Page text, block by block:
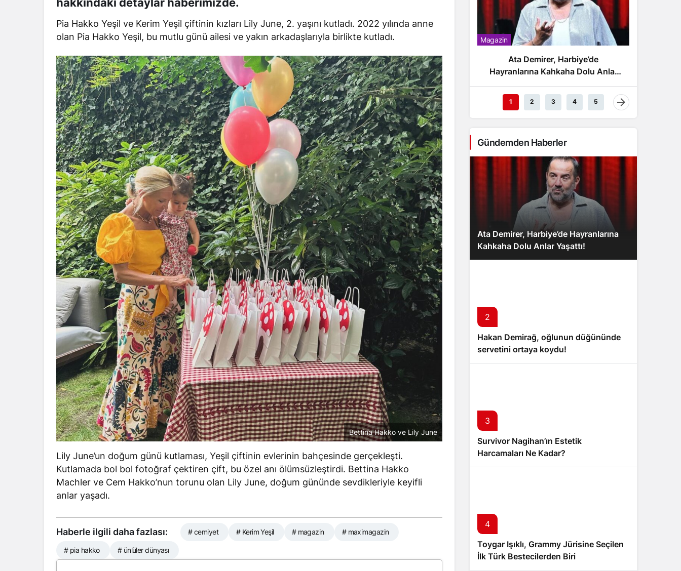
Pia Hakko Yeşil ve Kerim Yeşil çiftinin kızları Lily June, 2. yaşını kutladı. 2022 yılında anne
olan Pia Hakko Yeşil, bu mutlu günü ailesi ve yakın arkadaşlarıyla birlikte kutladı.
Bettina Hakko ve Lily June
Lily June’un doğum günü kutlaması, Yeşil çiftinin evlerinin bahçesinde gerçekleşti.
Kutlamada bol bol fotoğraf çektiren çift, bu özel anı ölümsüzleştirdi. Bettina Hakko
Machler ve Cem Hakko’nun torunu olan Lily June, doğum gününde sevdikleriyle keyifli
anlar yaşadı.
Haberle ilgili daha fazlası: # cemiyet # Kerim Yeşil # magazin # maximagazin
# pia hakko # ünlüler dünyası
Magazin
Ata Demirer, Harbiye’de
Hayranlarına Kahkaha Dolu Anlar
1 2 3 4 5
Gündemden Haberler
Ata Demirer, Harbiye’de Hayranlarına
Kahkaha Dolu Anlar Yaşattı!
2
Hakan Demirağ, oğlunun düğününde
servetini ortaya koydu!
3
Survivor Nagihan’ın Estetik
Harcamaları Ne Kadar?
4
Toygar Işıklı, Grammy Jürisine Seçilen
İlk Türk Bestecilerden Biri